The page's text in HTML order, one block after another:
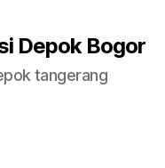
Depok Bogor
tangerang